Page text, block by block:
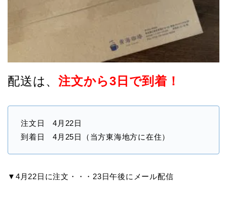
配送は、注文から3日で到着！
注文日 4月22日
到着日 4月25日（当方東海地方に在住）
▼4月22日に注文・・・23日午後にメール配信